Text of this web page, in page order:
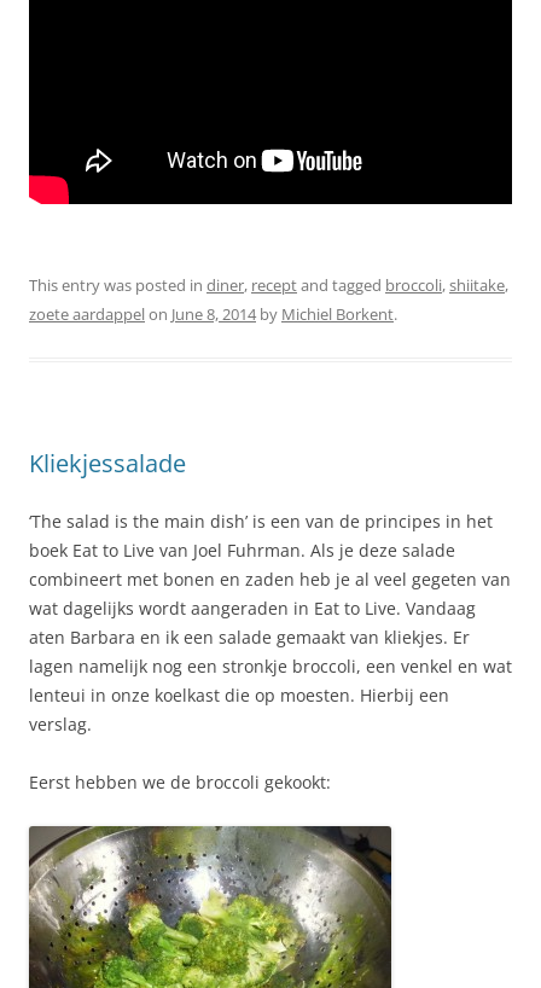
This entry was posted in diner, receptand tagged broccoli,shiitake,
zoete aardappelon June 8, 2014by Michiel Borkent.
Kliekjessalade
‘The salad is the main dish’ is een van de principes in het
boek Eat to Live van Joel Fuhrman. Als je deze salade
combineert met bonen en zaden heb je al veel gegeten van
wat dagelijks wordt aangeraden in Eat to Live. Vandaag
aten Barbara en ik een salade gemaakt van kliekjes. Er
lagen namelijk nog een stronkje broccoli, een venkel en wat
lenteui in onze koelkast die op moesten. Hierbij een
verslag.
Eerst hebben we de broccoli gekookt: